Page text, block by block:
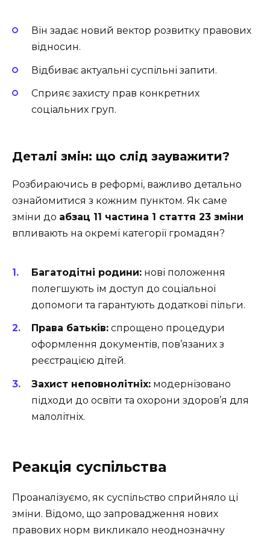
Він задає новий вектор розвитку правових
відносин.
Відбиває актуальні суспільні запити.
Сприяє захисту прав конкретних
соціальних груп.
Деталі змін: що слід зауважити?
Розбираючись в реформі, важливо детально
ознайомитися з кожним пунктом. Як саме
зміни до абзац 11 частина 1 стаття 23 зміни
впливають на окремі категорії громадян?
Багатодітні родини: нові положення
полегшують їм доступ до соціальної
допомоги та гарантують додаткові пільги.
Права батьків: спрощено процедури
оформлення документів, пов’язаних з
реєстрацією дітей.
Захист неповнолітніх: модернізовано
підходи до освіти та охорони здоров’я для
малолітніх.
Реакція суспільства
Проаналізуємо, як суспільство сприйняло ці
зміни. Відомо, що запровадження нових
правових норм викликало неоднозначну